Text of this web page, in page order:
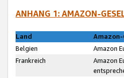
ANHANG 1: AMAZON-
Land
Belgien
Amazon
Frankreich
Amazon